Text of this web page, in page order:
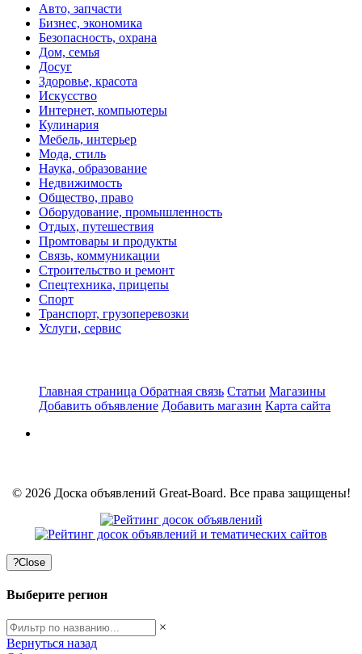
Авто, запчасти
Бизнес, экономика
Безопасность, охрана
Дом, семья
Досуг
Здоровье, красота
Искусство
Интернет, компьютеры
Кулинария
Мебель, интерьер
Мода, стиль
Наука, образование
Недвижимость
Общество, право
Оборудование, промышленность
Отдых, путешествия
Промтовары и продукты
Связь, коммуникации
Строительство и ремонт
Спецтехника, прицепы
Спорт
Транспорт, грузоперевозки
Услуги, сервис
Главная страница Обратная связь Статьи Магазины
Добавить объявление Добавить магазин Карта сайта
© 2026 Доска объявлений Great-Board. Все права защищены!
?Close
Выберите регион
×
Вернуться назад